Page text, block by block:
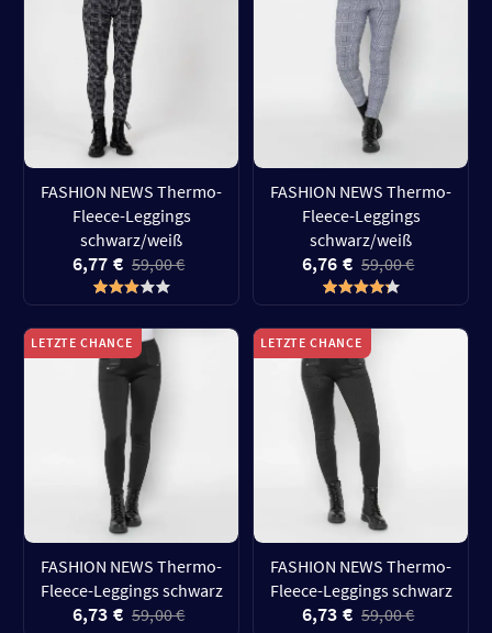
FASHION NEWS Thermo-
Fleece-Leggings
schwarz/weiß
6,77 € 59,00 €
FASHION NEWS Thermo-
Fleece-Leggings
schwarz/weiß
6,76 € 59,00 €
LETZTE CHANCE
FASHION NEWS Thermo-
Fleece-Leggings schwarz
6,73 € 59,00 €
LETZTE CHANCE
FASHION NEWS Thermo-
Fleece-Leggings schwarz
6,73 € 59,00 €